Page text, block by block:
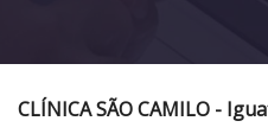
CLÍNICA SÃO CAMILO -